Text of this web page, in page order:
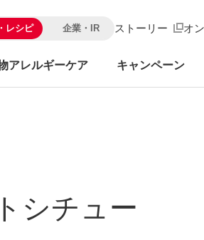
レシピ 企業・IR ストーリー オ
アレルギーケア キャンペーン
シチュー